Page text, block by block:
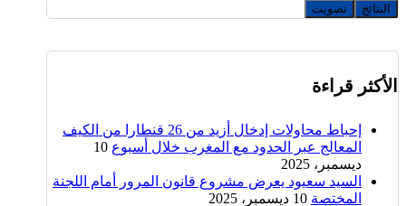
النتائج تصويت
الأكثر قراءة
إحباط محاولات إدخال أزيد من 26 قنطارا من الكيف
المعالج عبر الحدود مع المغرب خلال أسبوع 10
ديسمبر، 2025
السيد سعيود يعرض مشروع قانون المرور أمام اللجنة
المختصة 10 ديسمبر، 2025